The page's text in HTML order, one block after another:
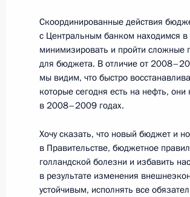
Открытие
спортивная
11 октября 2016 года,
10 октября 2016
Встреча с
10 октября 2016 года,
Скоординированные действия
с Центральным банком находимся
минимизировать и пройти сложные
для бюджета. В отличие от
мы видим, что быстро
которые сегодня есть на нефть,
в 2008–2009 годах.
Хочу сказать, что новый бюджет и
в Правительстве, бюджетное
голландской болезни и избавить
в результате изменения
устойчивым, исполнять все